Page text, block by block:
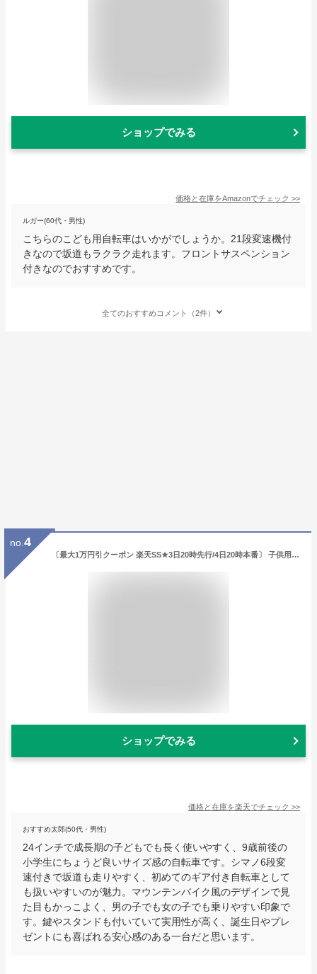
ショップでみる
価格と在庫をAmazonでチェック >>
ルガー(60代・男性)
こちらのこども用自転車はいかがでしょうか。21段変速機付
きなので坂道もラクラク走れます。フロントサスペンション
付きなのでおすすめです。
全てのおすすめコメント（2件）
no. 4
〔最大1万円引クーポン 楽天SS★3日20時先行/4日20時本番〕 子供用自転車 24インチ 男の子 小学生 シマノ6段変速搭載 マウンテンバイク 鍵・スタンド付 子ども 誕生日 ギフト 入学 プレゼント 送料無料(サイズ違い 20インチあり)〔SKD246〕
ショップでみる
価格と在庫を楽天でチェック >>
おすすめ太郎(50代・男性)
24インチで成長期の子どもでも長く使いやすく、9歳前後の
小学生にちょうど良いサイズ感の自転車です。シマノ6段変
速付きで坂道も走りやすく、初めてのギア付き自転車として
も扱いやすいのが魅力。マウンテンバイク風のデザインで見
た目もかっこよく、男の子でも女の子でも乗りやすい印象で
す。鍵やスタンドも付いていて実用性が高く、誕生日やプレ
ゼントにも喜ばれる安心感のある一台だと思います。